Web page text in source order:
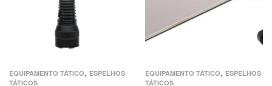
EQUIPAMENTO TÁTICO, ESPELHOS
TÁTICOS
EQUIPAMENTO TÁTICO, ESPELHOS
TÁTICOS